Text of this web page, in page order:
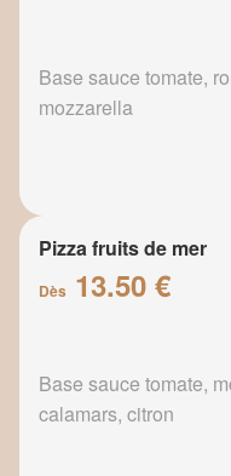
Base sauce tomate,
mozzarella
Pizza fruits de mer
Dès 13.50 €
Base sauce tomate,
calamars, citron